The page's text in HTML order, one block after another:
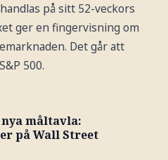
på sitt 52-veckors
ger en fingervisning om
Det går att
500.
måltavla:
på Wall Street